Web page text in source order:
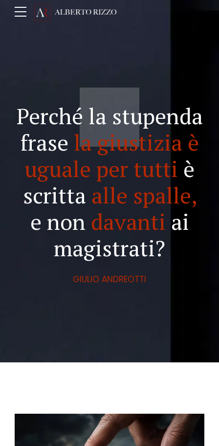
Perché la stupenda
frase la giustizia è
uguale per tutti è
scritta alle spalle,
e non davanti ai
magistrati?
GIULIO ANDREOTTI